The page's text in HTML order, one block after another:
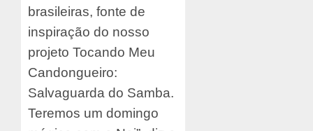
brasileiras, fonte de
inspiração do nosso
projeto Tocando Meu
Candongueiro:
Salvaguarda do Samba.
Teremos um domingo